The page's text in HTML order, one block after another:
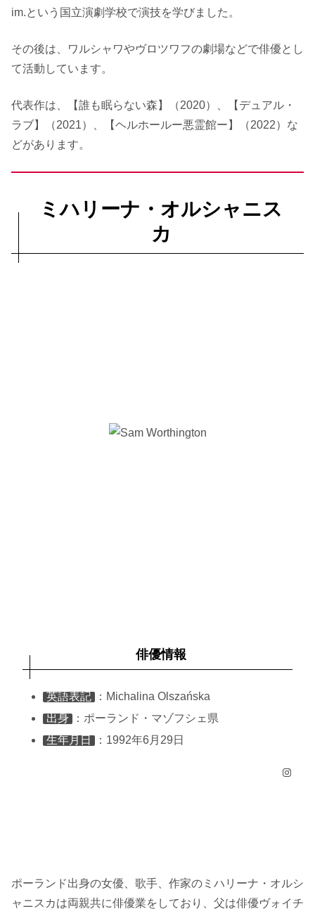
im.という国立演劇学校で演技を学びました。
その後は、ワルシャワやヴロツワフの劇場などで俳優とし
て活動しています。
代表作は、【誰も眠らない森】（2020）、【デュアル・
ラブ】（2021）、【ヘルホールー悪霊館ー】（2022）な
どがあります。
ミハリーナ・オルシャニス
カ
俳優情報
英語表記
：Michalina Olszańska
出身
：ポーランド・マゾフシェ県
生年月日
：1992年6月29日
Instagram
ポーランド出身の女優、歌手、作家のミハリーナ・オルシ
ャニスカは両親共に俳優業をしており、父は俳優ヴォイチ